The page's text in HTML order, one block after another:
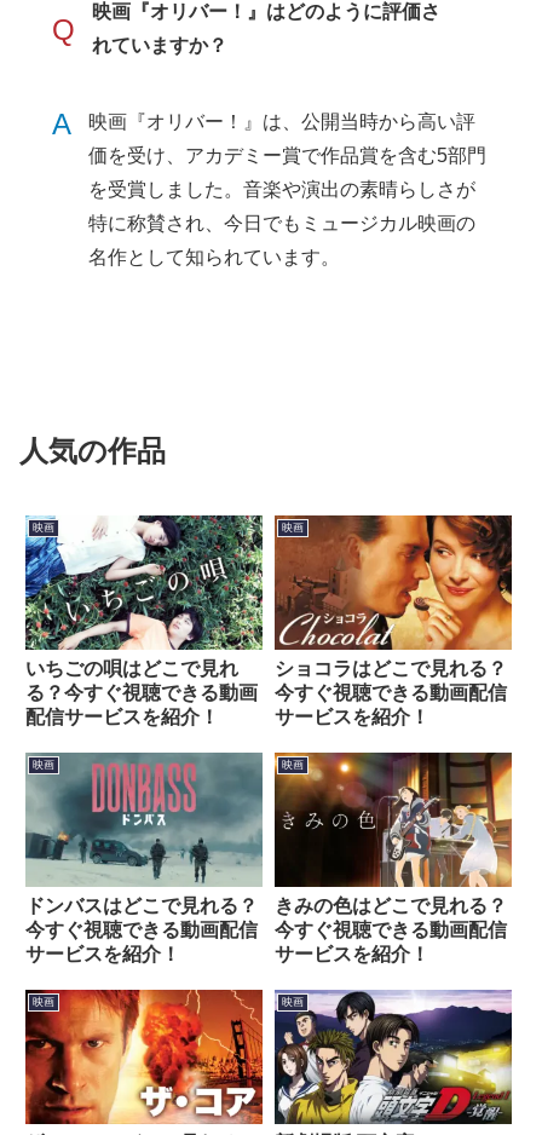
Q
映画『オリバー！』はどのように評価さ
れていますか？
A
映画『オリバー！』は、公開当時から高い評
価を受け、アカデミー賞で作品賞を含む5部門
を受賞しました。音楽や演出の素晴らしさが
特に称賛され、今日でもミュージカル映画の
名作として知られています。
人気の作品
映画
いちごの唄はどこで見れ
る？今すぐ視聴できる動画
配信サービスを紹介！
映画
ショコラはどこで見れる？
今すぐ視聴できる動画配信
サービスを紹介！
映画
ドンバスはどこで見れる？
今すぐ視聴できる動画配信
サービスを紹介！
映画
きみの色はどこで見れる？
今すぐ視聴できる動画配信
サービスを紹介！
映画 映画